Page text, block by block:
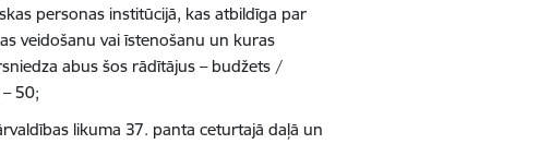
personas institūcijā, kas atbildīga par
veidošanu vai īstenošanu un kuras
abus šos rādītājus – budžets /
50;
likuma 37. panta ceturtajā daļā un